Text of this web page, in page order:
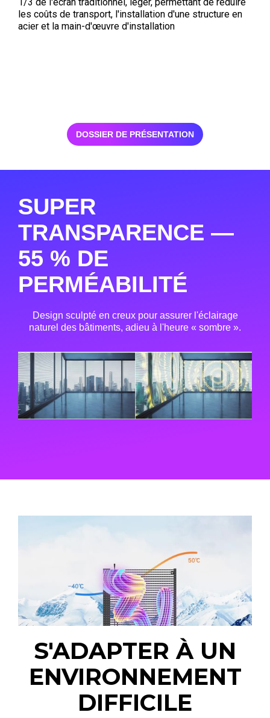
les coûts de transport, l'installation d'une structure en
acier et la main-d'œuvre d'installation
DOSSIER DE PRÉSENTATION
SUPER
TRANSPARENCE —
55 % DE
PERMÉABILITÉ
Design sculpté en creux pour assurer l'éclairage
naturel des bâtiments, adieu à l'heure « sombre ».
S'ADAPTER À UN
ENVIRONNEMENT
DIFFICILE